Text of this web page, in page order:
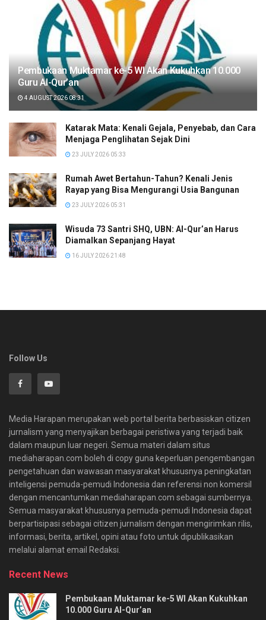
Pembukaan Muktamar ke-5 WI Akan Kukuhkan 10.000
Guru Al-Qur’an
4 AUGUST 2026 08:31
Katarak Mata: Kenali Gejala, Penyebab, dan Cara
Menjaga Penglihatan Sejak Dini
23 JULY 2026 05:33
Rumah Awet Bertahun-Tahun? Kenali Jenis
Rayap yang Bisa Mengurangi Usia Bangunan
23 JULY 2026 05:31
Wisuda 73 Santri SHQ, UBN: Al-Qur’an Harus
Diamalkan Sepanjang Hayat
16 JULY 2026 21:48
Follow Us
Media Harapan merupakan web portal berita berbasiskan citizen
jurnalism yang menyajikan berbagai peristiwa yang terjadi baik
dalam maupun luar negeri. Semua materi dalam situs
mediaharapan.com boleh di copy guna keperluan pengembangan
pengetahuan dan wawasan masyarakat khususnya peningkatan
inteligensi pemuda-pemudi Indonesia dan referensi non komersil
dengan mencantumkan mediaharapan.com sebagai sumbernya.
Semua masyarakat khususnya pemuda-pemudi Indonesia dapat
berpartisipasi sebagai citizen jurnalism dengan mengirimkan rilis,
informasi, berita, artikel, opini atau foto untuk dipublikasikan
melalui alamat email Redaksi.
Recent News
Pembukaan Muktamar ke-5 WI Akan Kukuhkan
10.000 Guru Al-Qur’an